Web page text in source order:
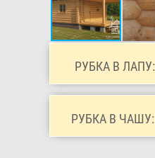
РУБКА В ЛАПУ:
РУБКА В ЧАШУ: